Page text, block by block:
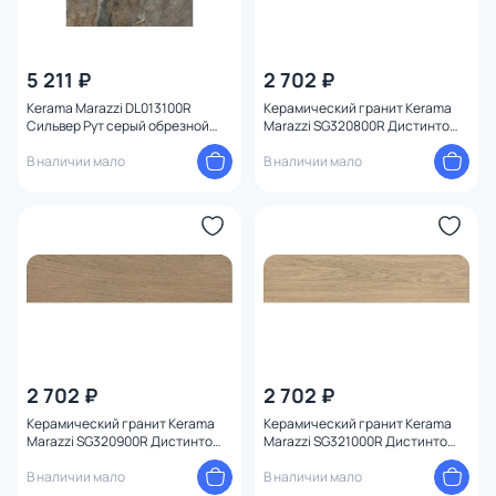
5 211 ₽
Kerama Marazzi DL013100R
Сильвер Рут серый обрезной
В наличии мало
2 702 ₽
Керамический гранит Kerama
Marazzi SG320800R Дистинто
беж темный обрезной 15x60x9
В наличии мало
2 702 ₽
Керамический гранит Kerama
Marazzi SG320900R Дистинто
В наличии мало
2 702 ₽
Керамический гранит Kerama
Marazzi SG321000R Дистинто
беж светлый обрезной 15x60x9
В наличии мало